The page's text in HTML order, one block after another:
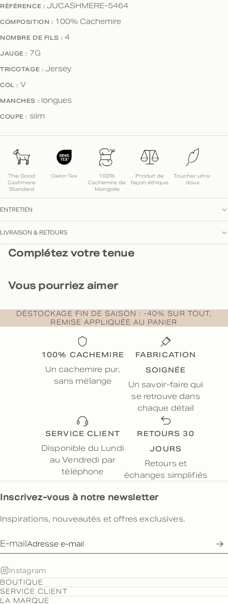
RÉFÉRENCE : JUCASHMERE-5464
COMPOSITION : 100% Cachemire
NOMBRE DE FILS : 4
JAUGE : 7G
TRICOTAGE : Jersey
COL : V
MANCHES : longues
COUPE : slim
The Good
Cashmere
Standard
Oeko-Tex
100%
Cachemire de
Mongolie
Produit de
façon éthique
Toucher ultra-
doux
ENTRETIEN
LIVRAISON & RETOURS
Complétez votre tenue
Vous pourriez aimer
DÉSTOCKAGE FIN DE SAISON : -40% SUR TOUT,
REMISE APPLIQUÉE AU PANIER
100% CACHEMIRE
Un cachemire pur,
sans mélange
FABRICATION
SOIGNÉE
Un savoir-faire qui
se retrouve dans
chaque détail
SERVICE CLIENT
Disponible du Lundi
au Vendredi par
téléphone
RETOURS 30
JOURS
Retours et
échanges simplifiés
Inscrivez-vous à notre newsletter
Inspirations, nouveautés et offres exclusives.
E-mail
Instagram
BOUTIQUE
SERVICE CLIENT
LA MARQUE